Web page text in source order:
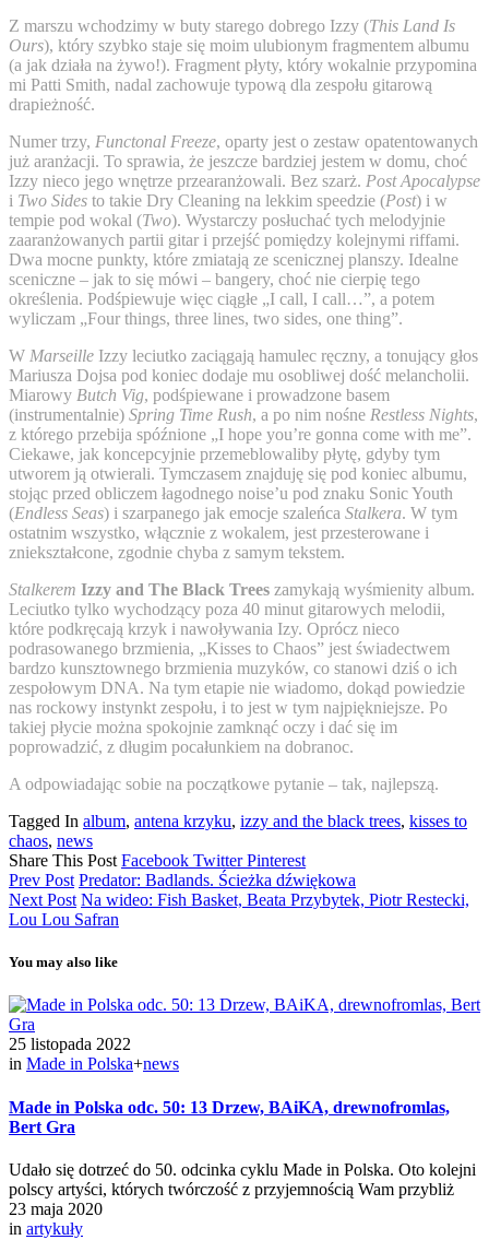
Z marszu wchodzimy w buty starego dobrego Izzy (This Land Is
Ours), który szybko staje się moim ulubionym fragmentem albumu
(a jak działa na żywo!). Fragment płyty, który wokalnie przypomina
mi Patti Smith, nadal zachowuje typową dla zespołu gitarową
drapieżność.
Numer trzy, Functonal Freeze, oparty jest o zestaw opatentowanych
już aranżacji. To sprawia, że jeszcze bardziej jestem w domu, choć
Izzy nieco jego wnętrze przearanżowali. Bez szarż. Post Apocalypse
i Two Sides to takie Dry Cleaning na lekkim speedzie (Post) i w
tempie pod wokal (Two). Wystarczy posłuchać tych melodyjnie
zaaranżowanych partii gitar i przejść pomiędzy kolejnymi riffami.
Dwa mocne punkty, które zmiatają ze scenicznej planszy. Idealne
sceniczne – jak to się mówi – bangery, choć nie cierpię tego
określenia. Podśpiewuje więc ciągłe „I call, I call…”, a potem
wyliczam „Four things, three lines, two sides, one thing”.
W Marseille Izzy leciutko zaciągają hamulec ręczny, a tonujący głos
Mariusza Dojsa pod koniec dodaje mu osobliwej dość melancholii.
Miarowy Butch Vig, podśpiewane i prowadzone basem
(instrumentalnie) Spring Time Rush, a po nim nośne Restless Nights,
z którego przebija spóźnione „I hope you’re gonna come with me”.
Ciekawe, jak koncepcyjnie przemeblowaliby płytę, gdyby tym
utworem ją otwierali. Tymczasem znajduję się pod koniec albumu,
stojąc przed obliczem łagodnego noise’u pod znaku Sonic Youth
(Endless Seas) i szarpanego jak emocje szaleńca Stalkera. W tym
ostatnim wszystko, włącznie z wokalem, jest przesterowane i
zniekształcone, zgodnie chyba z samym tekstem.
Stalkerem Izzy and The Black Trees zamykają wyśmienity album.
Leciutko tylko wychodzący poza 40 minut gitarowych melodii,
które podkręcają krzyk i nawoływania Izy. Oprócz nieco
podrasowanego brzmienia, „Kisses to Chaos” jest świadectwem
bardzo kunsztownego brzmienia muzyków, co stanowi dziś o ich
zespołowym DNA. Na tym etapie nie wiadomo, dokąd powiedzie
nas rockowy instynkt zespołu, i to jest w tym najpiękniejsze. Po
takiej płycie można spokojnie zamknąć oczy i dać się im
poprowadzić, z długim pocałunkiem na dobranoc.
A odpowiadając sobie na początkowe pytanie – tak, najlepszą.
Tagged In album, antena krzyku, izzy and the black trees, kisses to
chaos, news
Share This Post Facebook TwitterPinterest
Prev Post Predator: Badlands. Ścieżka dźwiękowa
Next Post Na wideo: Fish Basket, Beata Przybytek, Piotr Restecki,
Lou Lou Safran
You may also like
25 listopada 2022
in Made in Polska+news
Made in Polska odc. 50: 13 Drzew, BAiKA, drewnofromlas,
Bert Gra
Udało się dotrzeć do 50. odcinka cyklu Made in Polska. Oto kolejni
polscy artyści, których twórczość z przyjemnością Wam przybliż
23 maja 2020
in artykuły